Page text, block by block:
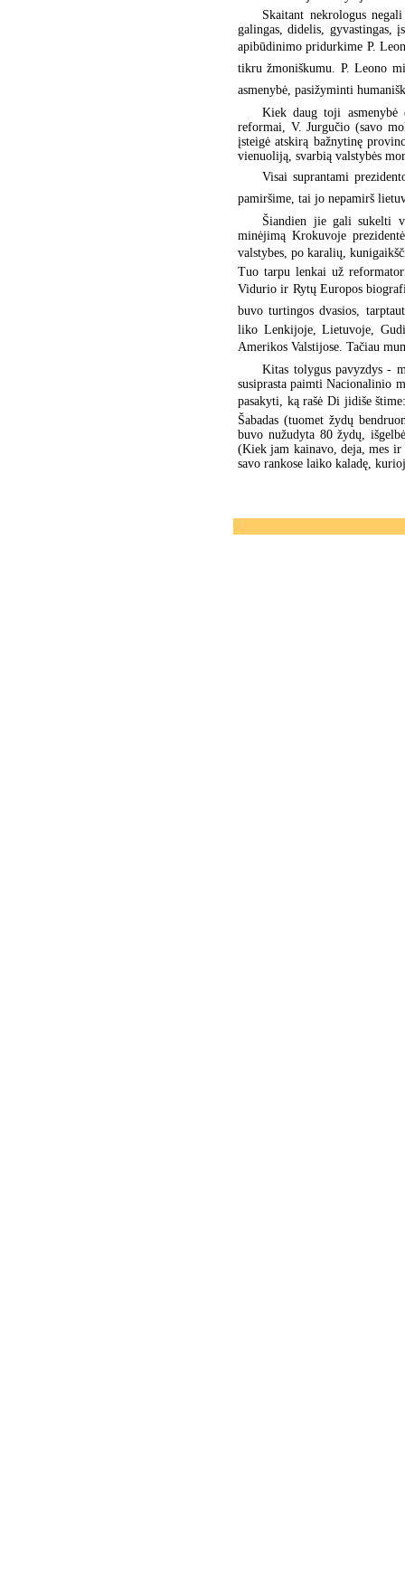
Skaitant nekrologus
galingas, didelis, gyvastingas,
apibūdinimo pridurkime P.
tikru žmoniškumu. P. Leono
asmenybė, pasižyminti
Kiek daug toji
reformai, V. Jurgučio (savo
įsteigė atskirą bažnytinę
vienuoliją, svarbią valstybės
Visai suprantami
pamiršime, tai jo nepamirš
Šiandien jie gali sukelti
minėjimą Krokuvoje
valstybes, po karalių,
Tuo tarpu lenkai už
Vidurio ir Rytų Europos
buvo turtingos dvasios,
liko Lenkijoje, Lietuvoje,
Amerikos Valstijose. Tačiau
Kitas tolygus pavyzdys -
susiprasta paimti Nacionalinio
pasakyti, ką rašė Di jidiše
Šabadas (tuomet žydų
buvo nužudyta 80 žydų,
(Kiek jam kainavo, deja, mes ir
savo rankose laiko kaladę,